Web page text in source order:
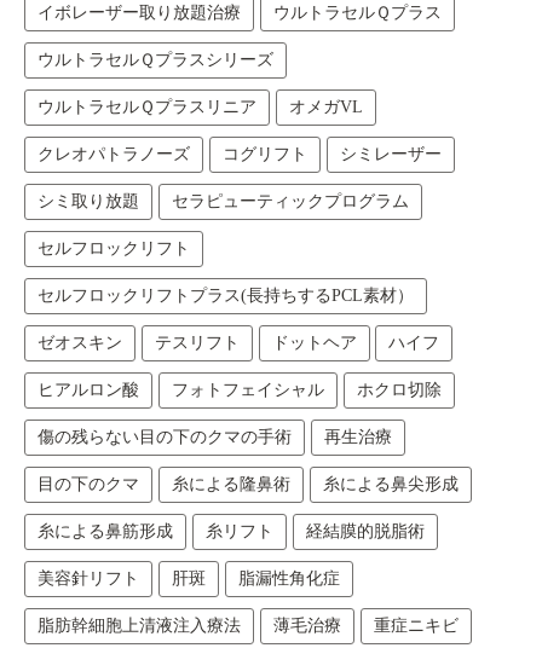
イボレーザー取り放題治療 ウルトラセルＱプラス
ウルトラセルＱプラスシリーズ
ウルトラセルＱプラスリニア オメガVL
クレオパトラノーズ コグリフト シミレーザー
シミ取り放題 セラピューティックプログラム
セルフロックリフト
セルフロックリフトプラス(長持ちするPCL素材）
ゼオスキン テスリフト ドットヘア ハイフ
ヒアルロン酸 フォトフェイシャル ホクロ切除
傷の残らない目の下のクマの手術 再生治療
目の下のクマ 糸による隆鼻術 糸による鼻尖形成
糸による鼻筋形成 糸リフト 経結膜的脱脂術
美容針リフト 肝斑 脂漏性角化症
脂肪幹細胞上清液注入療法 薄毛治療 重症ニキビ